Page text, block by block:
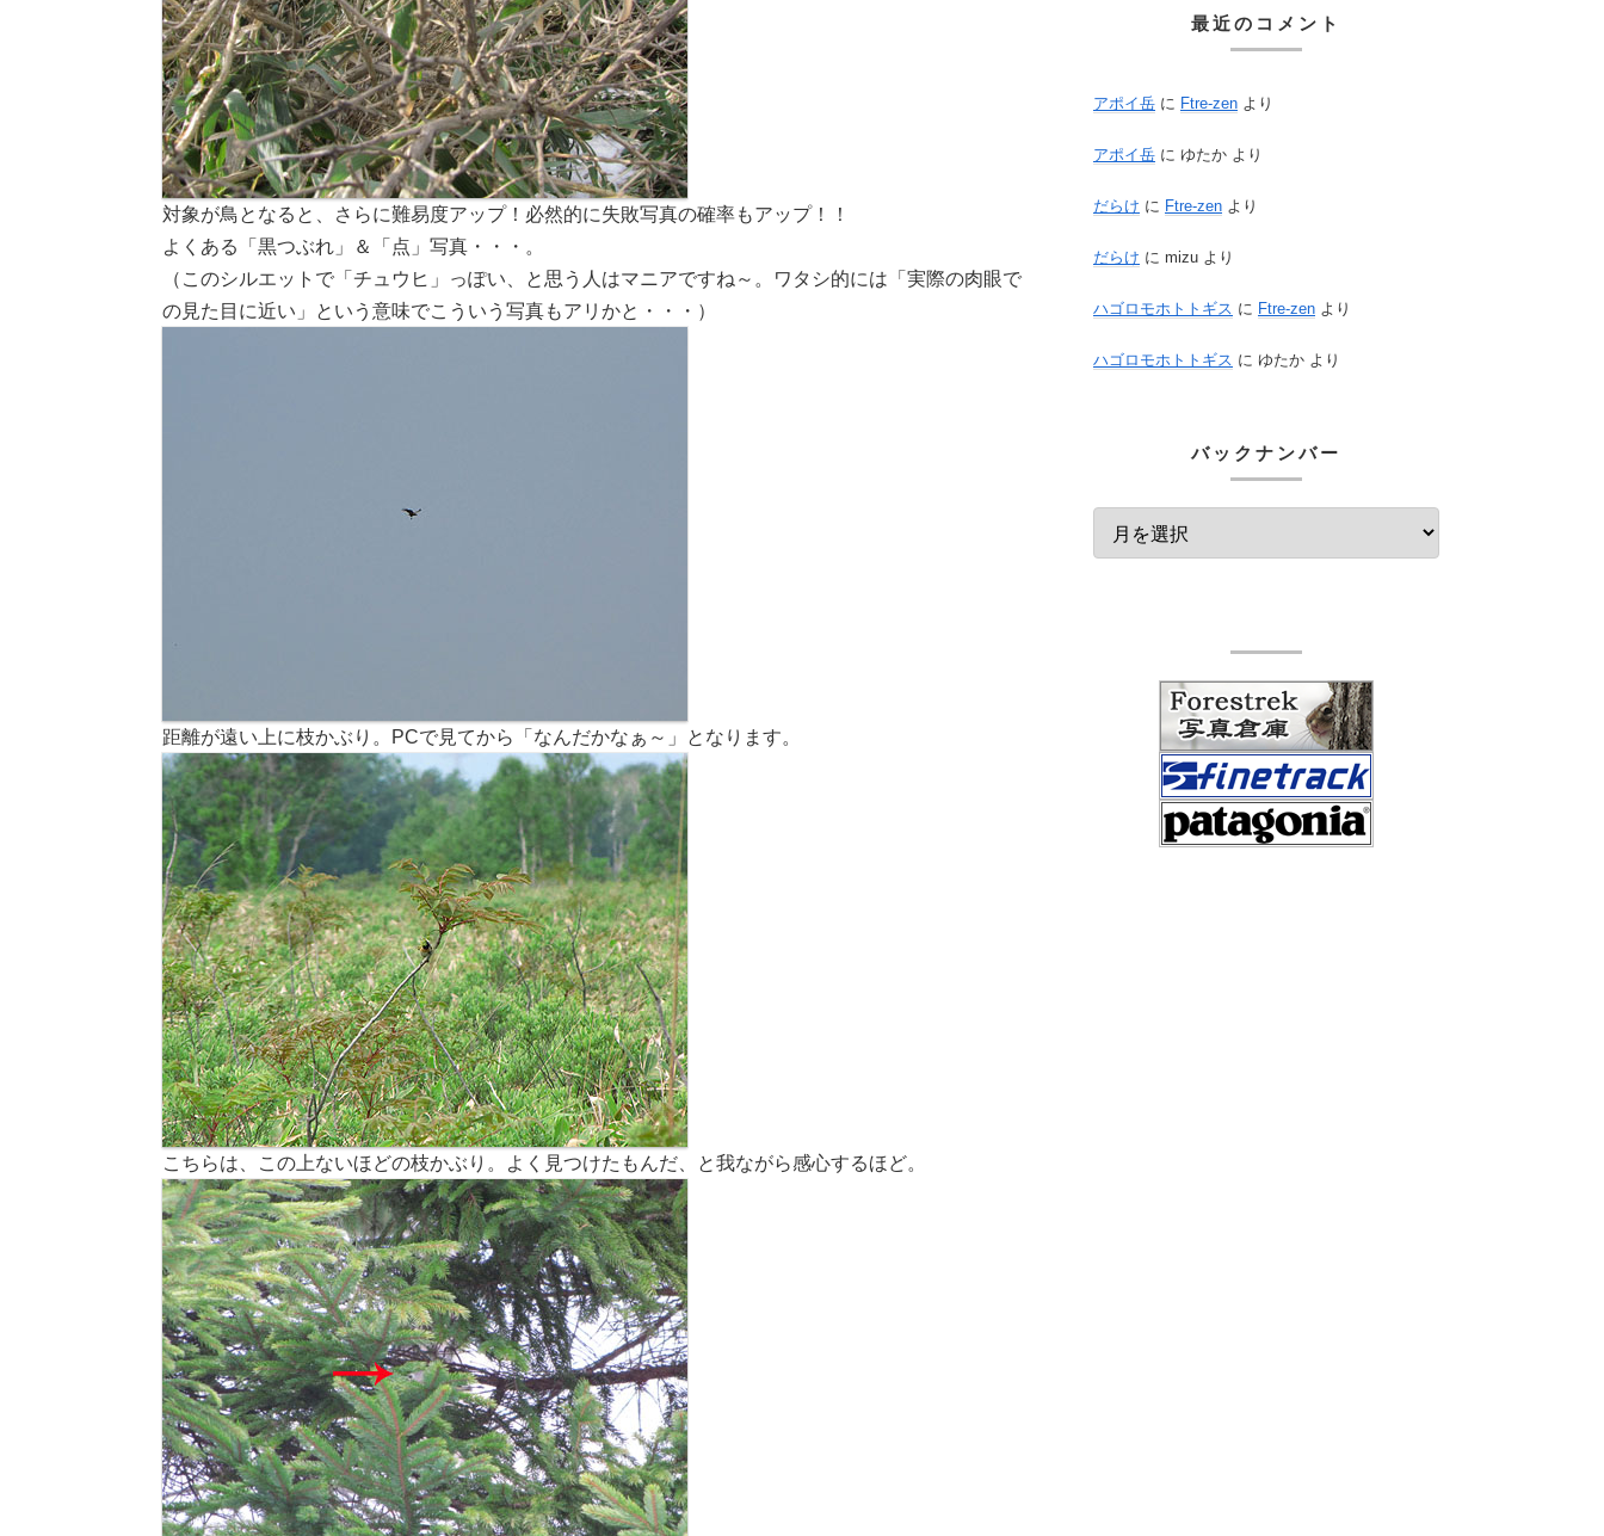
対象が鳥となると、さらに難易度アップ！必然的に失敗写真の確率もアップ！！
よくある「黒つぶれ」＆「点」写真・・・。
（このシルエットで「チュウヒ」っぽい、と思う人はマニアですね～。ワタシ的には「実際の肉眼で
の見た目に近い」という意味でこういう写真もアリかと・・・）
距離が遠い上に枝かぶり。PCで見てから「なんだかなぁ～」となります。
こちらは、この上ないほどの枝かぶり。よく見つけたもんだ、と我ながら感心するほど。
最近のコメント
アポイ岳 に Ftre-zen より
アポイ岳 に ゆたか より
だらけ に Ftre-zen より
だらけ に mizu より
ハゴロモホトトギス に Ftre-zen より
ハゴロモホトトギス に ゆたか より
バックナンバー